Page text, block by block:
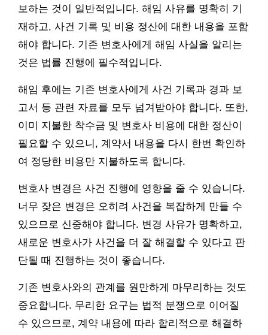
보하는 것이 일반적입니다. 해임 사유를 명확히 기
재하고, 사건 기록 및 비용 정산에 대한 내용을 포함
해야 합니다. 기존 변호사에게 해임 사실을 알리는
것은 법률 진행에 필수적입니다.
해임 후에는 기존 변호사에게 사건 기록과 경과 보
고서 등 관련 자료를 모두 넘겨받아야 합니다. 또한,
이미 지불한 착수금 및 변호사 비용에 대한 정산이
필요할 수 있으니, 계약서 내용을 다시 한번 확인하
여 정당한 비용만 지불하도록 합니다.
변호사 변경은 사건 진행에 영향을 줄 수 있습니다.
너무 잦은 변경은 오히려 사건을 복잡하게 만들 수
있으므로 신중해야 합니다. 변경 사유가 명확하고,
새로운 변호사가 사건을 더 잘 해결할 수 있다고 판
단될 때 진행하는 것이 좋습니다.
기존 변호사와의 관계를 원만하게 마무리하는 것도
중요합니다. 무리한 요구는 법적 분쟁으로 이어질
수 있으므로, 계약 내용에 따라 합리적으로 해결하